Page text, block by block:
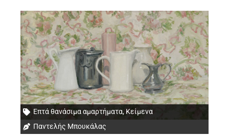
Επτά θανάσιμα αμαρτήματα, Κείμενα
Παντελής Μπουκάλας